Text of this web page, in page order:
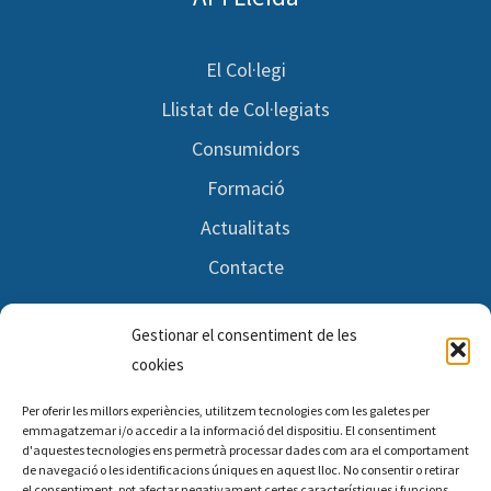
Gestionar el consentiment de les
cookies
Per oferir les millors experiències, utilitzem tecnologies com les galetes per
emmagatzemar i/o accedir a la informació del dispositiu. El consentiment
d'aquestes tecnologies ens permetrà processar dades com ara el comportament
de navegació o les identificacions úniques en aquest lloc. No consentir o retirar
El Col·legi
Llistat de Col·legiats
Consumidors
Formació
Actualitats
Contacte
Segueix-nos
Facebook
Twitter